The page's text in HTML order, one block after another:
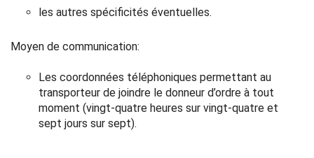
les autres spécificités éventuelles.
Moyen de communication:
Les coordonnées téléphoniques permettant au
transporteur de joindre le donneur d’ordre à tout
moment (vingt-quatre heures sur vingt-quatre et
sept jours sur sept).